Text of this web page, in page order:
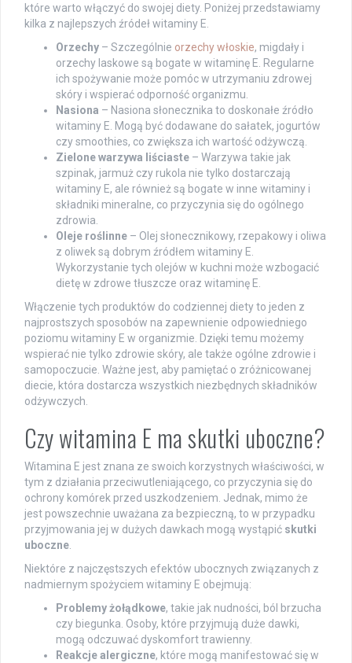
które warto włączyć do swojej diety. Poniżej przedstawiamy
kilka z najlepszych źródeł witaminy E.
Orzechy – Szczególnie orzechy włoskie, migdały i
orzechy laskowe są bogate w witaminę E. Regularne
ich spożywanie może pomóc w utrzymaniu zdrowej
skóry i wspierać odporność organizmu.
Nasiona – Nasiona słonecznika to doskonałe źródło
witaminy E. Mogą być dodawane do sałatek, jogurtów
czy smoothies, co zwiększa ich wartość odżywczą.
Zielone warzywa liściaste – Warzywa takie jak
szpinak, jarmuż czy rukola nie tylko dostarczają
witaminy E, ale również są bogate w inne witaminy i
składniki mineralne, co przyczynia się do ogólnego
zdrowia.
Oleje roślinne – Olej słonecznikowy, rzepakowy i oliwa
z oliwek są dobrym źródłem witaminy E.
Wykorzystanie tych olejów w kuchni może wzbogacić
dietę w zdrowe tłuszcze oraz witaminę E.
Włączenie tych produktów do codziennej diety to jeden z
najprostszych sposobów na zapewnienie odpowiedniego
poziomu witaminy E w organizmie. Dzięki temu możemy
wspierać nie tylko zdrowie skóry, ale także ogólne zdrowie i
samopoczucie. Ważne jest, aby pamiętać o zróżnicowanej
diecie, która dostarcza wszystkich niezbędnych składników
odżywczych.
Czy witamina E ma skutki uboczne?
Witamina E jest znana ze swoich korzystnych właściwości, w
tym z działania przeciwutleniającego, co przyczynia się do
ochrony komórek przed uszkodzeniem. Jednak, mimo że
jest powszechnie uważana za bezpieczną, to w przypadku
przyjmowania jej w dużych dawkach mogą wystąpić skutki
uboczne.
Niektóre z najczęstszych efektów ubocznych związanych z
nadmiernym spożyciem witaminy E obejmują:
Problemy żołądkowe, takie jak nudności, ból brzucha
czy biegunka. Osoby, które przyjmują duże dawki,
mogą odczuwać dyskomfort trawienny.
Reakcje alergiczne, które mogą manifestować się w